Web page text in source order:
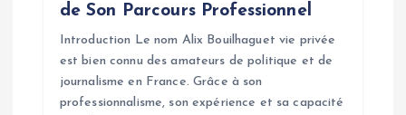
de Son Parcours Professionnel
Introduction Le nom Alix Bouilhaguet vie privée
est bien connu des amateurs de politique et de
journalisme en France. Grâce à son
professionnalisme, son expérience et sa capacité